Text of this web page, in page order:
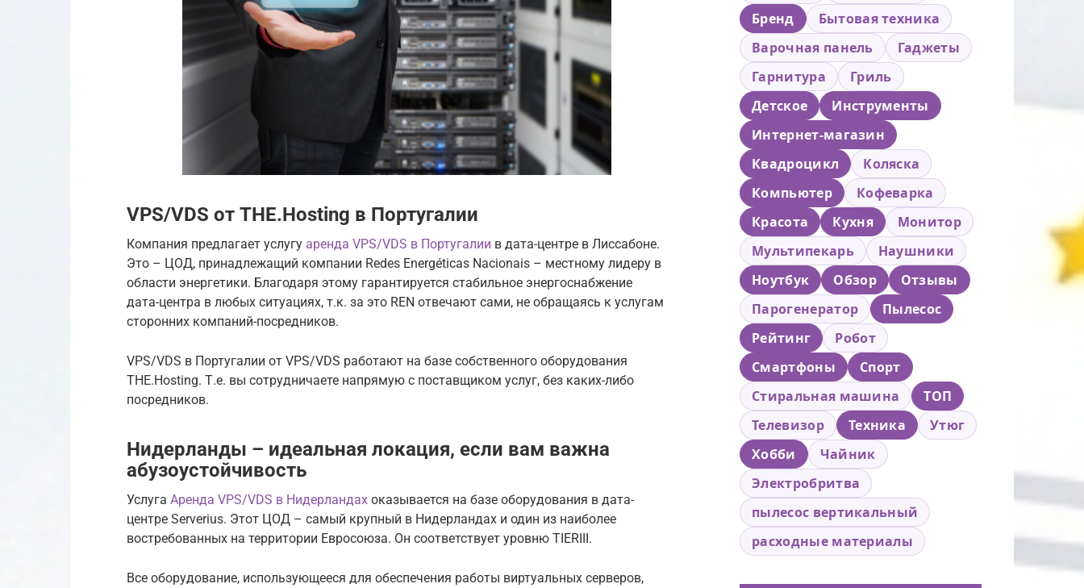
VPS/VDS от THE.Hosting в Португалии
Компания предлагает услугу аренда VPS/VDS в Португалии в дата-центре в Лиссабоне.
Это – ЦОД, принадлежащий компании Redes Energéticas Nacionais – местному лидеру в
области энергетики. Благодаря этому гарантируется стабильное энергоснабжение
дата-центра в любых ситуациях, т.к. за это REN отвечают сами, не обращаясь к услугам
сторонних компаний-посредников.
VPS/VDS в Португалии от VPS/VDS работают на базе собственного оборудования
THE.Hosting. Т.е. вы сотрудничаете напрямую с поставщиком услуг, без каких-либо
посредников.
Нидерланды – идеальная локация, если вам важна
абузоустойчивость
Услуга Аренда VPS/VDS в Нидерландах оказывается на базе оборудования в дата-
центре Serverius. Этот ЦОД – самый крупный в Нидерландах и один из наиболее
востребованных на территории Евросоюза. Он соответствует уровню TIERIII.
Все оборудование, использующееся для обеспечения работы виртуальных серверов,
Бренд
Бытовая техника
Варочная панель
Гаджеты
Гарнитура
Гриль
Детское
Инструменты
Интернет-магазин
Квадроцикл
Коляска
Компьютер
Кофеварка
Красота
Кухня
Монитор
Мультипекарь
Наушники
Ноутбук
Обзор
Отзывы
Парогенератор
Пылесос
Рейтинг
Робот
Смартфоны
Спорт
Стиральная машина
ТОП
Телевизор
Техника
Утюг
Хобби
Чайник
Электробритва
пылесос вертикальный
расходные материалы